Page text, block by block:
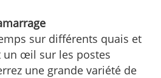
sur différents quais et
un œil sur les postes
une grande variété de